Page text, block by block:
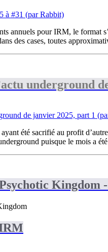
annuels pour IRM, le format
des cases, toutes
underground
été sacrifié au profit
puisque le mois a
Kingdom